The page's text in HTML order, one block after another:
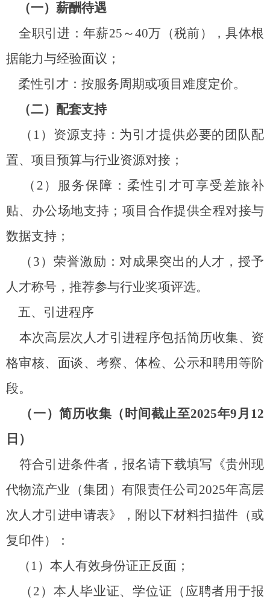
（一）薪酬待遇
全职引进：年薪25 ～40万（税前），具体根
据能力与经验面议；
柔性引才：按服务周期或项目难度定价。
（二）配套支持
（ 1 ）资源支持：为引才提供必要的团队配
置、项目预算与行业资源对接；
（ 2 ）服务保障：柔性引才可享受差旅补
贴、办公场地支持；项目合作提供全程对接与
数据支持；
（ 3 ）荣誉激励：对成果突出的人才，授予
人才称号，推荐参与行业奖项评选。
五、引进程序
本次高层次 人才引进程序包括简历收集、资
格审核、面谈、考察、体检、公示和聘用等阶
段。
（一）简历收集（时间截止至2025年9月12
日）
符合引进条件者，报名请下载填写《贵州现
代物流产业（集团）有限责任公司 2025年高层
次 人才引进申请表》，附以下材料扫描件（或
复印件）
：
（ 1）本人有效身份证正反面；
（ 2 ）本人毕业证、学位证（应聘者用于报